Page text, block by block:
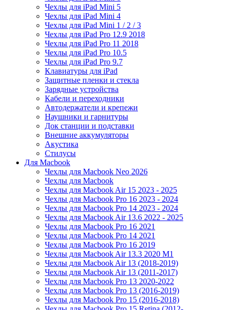
Чехлы для iPad Mini 5
Чехлы для iPad Mini 4
Чехлы для iPad Mini 1 / 2 / 3
Чехлы для iPad Pro 12.9 2018
Чехлы для iPad Pro 11 2018
Чехлы для iPad Pro 10.5
Чехлы для iPad Pro 9.7
Клавиатуры для iPad
Защитные пленки и стекла
Зарядные устройства
Кабели и переходники
Автодержатели и крепежи
Наушники и гарнитуры
Док станции и подставки
Внешние аккумуляторы
Акустика
Стилусы
Для Macbook
Чехлы для Macbook Neo 2026
Чехлы для Macbook
Чехлы для Macbook Air 15 2023 - 2025
Чехлы для Macbook Pro 16 2023 - 2024
Чехлы для Macbook Pro 14 2023 - 2024
Чехлы для Macbook Air 13.6 2022 - 2025
Чехлы для Macbook Pro 16 2021
Чехлы для Macbook Pro 14 2021
Чехлы для Macbook Pro 16 2019
Чехлы для Macbook Air 13.3 2020 M1
Чехлы для Macbook Air 13 (2018-2019)
Чехлы для Macbook Air 13 (2011-2017)
Чехлы для Macbook Pro 13 2020-2022
Чехлы для Macbook Pro 13 (2016-2019)
Чехлы для Macbook Pro 15 (2016-2018)